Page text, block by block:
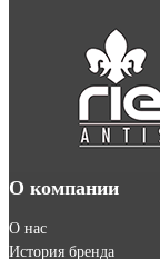
О компании
О нас
История бренда